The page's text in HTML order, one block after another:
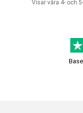
Visar våra 4- och